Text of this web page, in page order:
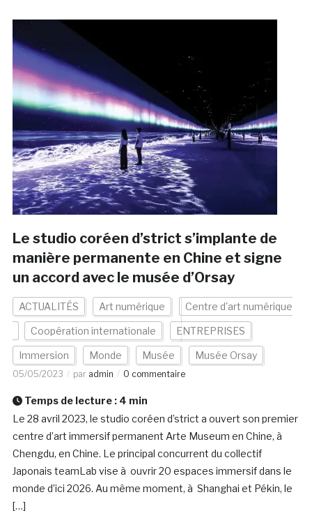
Le studio coréen d’strict s’implante de
manière permanente en Chine et signe
un accord avec le musée d’Orsay
ACTUALITÉS Art numérique Centre d'art numérique
Coopération internationale ENTREPRISES
Immersion Monde Musée Musée Orsay
05/05/2023 par admin 0 commentaire
Temps de lecture : 4 min
Le 28 avril 2023, le studio coréen d’strict a ouvert son premier
centre d’art immersif permanent Arte Museum en Chine, à
Chengdu, en Chine. Le principal concurrent du collectif
Japonais teamLab vise à ouvrir 20 espaces immersif dans le
monde d’ici 2026. Au même moment, à Shanghai et Pékin, le
[…]